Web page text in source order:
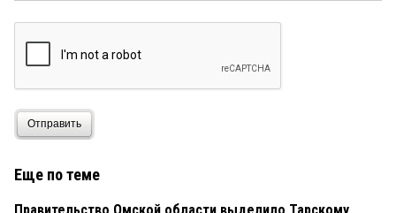
Отправить
Еще по теме
Правительство Омской области выделило Тарскому